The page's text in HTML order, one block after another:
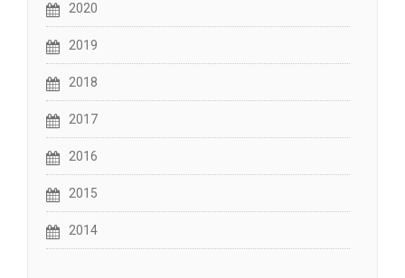
2020
2019
2018
2017
2016
2015
2014